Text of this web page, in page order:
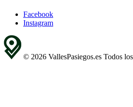
Facebook
Instagram
© 2026 VallesPasiegos.es Todos